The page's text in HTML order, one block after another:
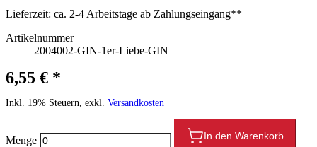
Lieferzeit: ca. 2-4 Arbeitstage ab Zahlungseingang**
Artikelnummer
2004002-GIN-1er-Liebe-GIN
6,55 € *
Inkl. 19% Steuern, exkl. Versandkosten
Menge In den Warenkorb